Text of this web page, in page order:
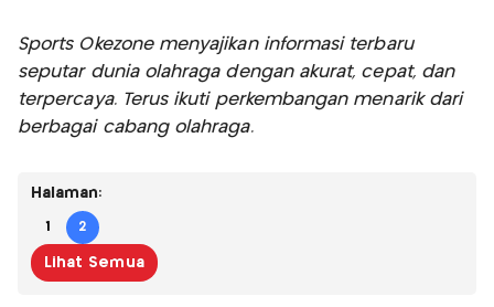
Sports Okezone menyajikan informasi terbaru
seputar dunia olahraga dengan akurat, cepat, dan
terpercaya. Terus ikuti perkembangan menarik dari
berbagai cabang olahraga.
Halaman:
1 2
Lihat Semua